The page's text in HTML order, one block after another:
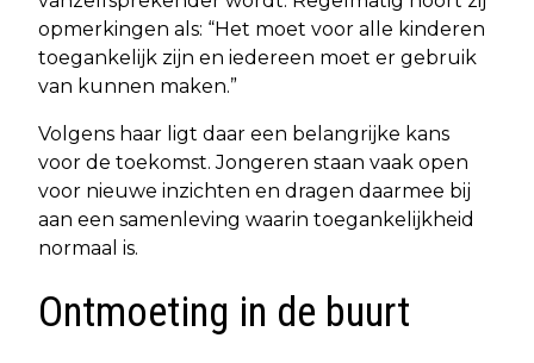
opmerkingen als: “Het moet voor alle kinderen
toegankelijk zijn en iedereen moet er gebruik
van kunnen maken.”
Volgens haar ligt daar een belangrijke kans
voor de toekomst. Jongeren staan vaak open
voor nieuwe inzichten en dragen daarmee bij
aan een samenleving waarin toegankelijkheid
normaal is.
Ontmoeting in de buurt